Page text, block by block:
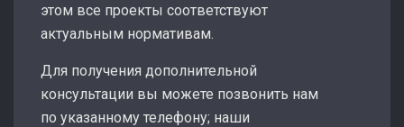
этом все проекты соответствуют
актуальным нормативам.
Для получения дополнительной
консультации вы можете позвонить нам
по указанному телефону; наши